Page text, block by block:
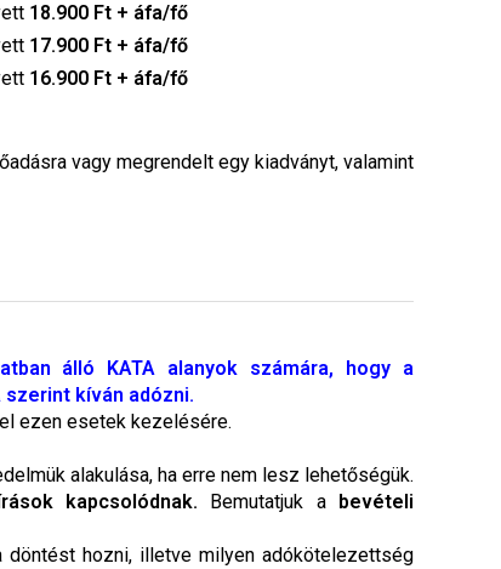
18.900 Ft + áfa/fő
17.900 Ft + áfa/fő
16.900 Ft + áfa/fő
vagy megrendelt egy kiadványt, valamint
álló KATA alanyok számára, hogy a
kíván adózni.
ezen esetek kezelésére.
alakulása, ha erre nem lesz lehetőségük.
kapcsolódnak. Bemutatjuk a bevételi
hozni, illetve milyen adókötelezettség